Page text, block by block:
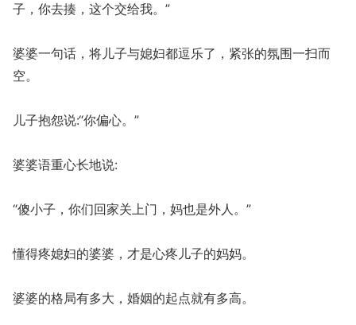
子，你去揍，这个交给我。”
婆婆一句话，将儿子与媳妇都逗乐了，紧张的氛围一扫而
空。
儿子抱怨说:“你偏心。”
婆婆语重心长地说:
“傻小子，你们回家关上门，妈也是外人。”
懂得疼媳妇的婆婆，才是心疼儿子的妈妈。
婆婆的格局有多大，婚姻的起点就有多高。